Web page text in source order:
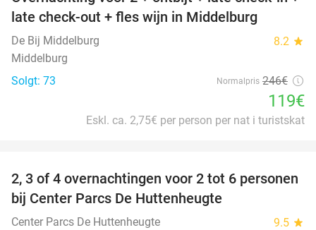
late check-out + fles wijn in Middelburg
De Bij Middelburg 8.2 star
Middelburg
Solgt: 73
Normalpris 246€
119€
Eskl. ca. 2,75€ per person per nat i turistskat
15%
2, 3 of 4 overnachtingen voor 2 tot 6 personen
bij Center Parcs De Huttenheugte
Center Parcs De Huttenheugte 9.5 star